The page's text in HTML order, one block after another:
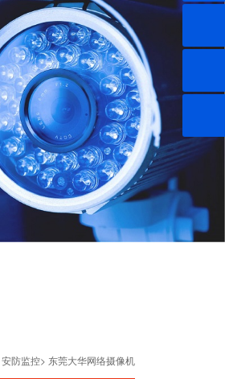
安防监控> 东莞大华网络摄像机